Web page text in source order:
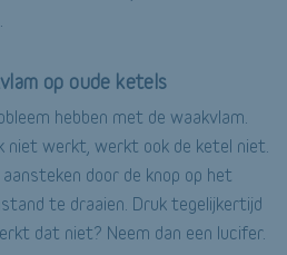
op oude ketels
hebben met de waakvlam.
niet werkt, werkt ook de ketel niet.
door de knop op het
te draaien. Druk tegelijkertijd
dat niet? Neem dan een lucifer.